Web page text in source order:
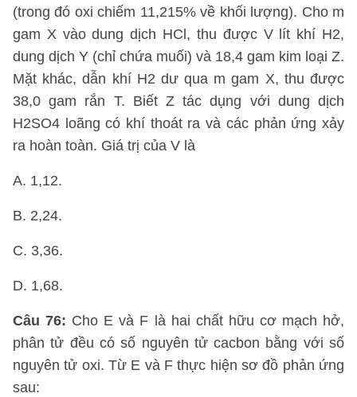
(trong đó oxi chiếm 11,215% về khối lượng). Cho m
gam X vào dung dịch HCl, thu được V lít khí H2,
dung dịch Y (chỉ chứa muối) và 18,4 gam kim loại Z.
Mặt khác, dẫn khí H2 dư qua m gam X, thu được
38,0 gam rắn T. Biết Z tác dụng với dung dịch
H2SO4 loãng có khí thoát ra và các phản ứng xảy
ra hoàn toàn. Giá trị của V là
A. 1,12.
B. 2,24.
C. 3,36.
D. 1,68.
Câu 76: Cho E và F là hai chất hữu cơ mạch hở,
phân tử đều có số nguyên tử cacbon bằng với số
nguyên tử oxi. Từ E và F thực hiện sơ đồ phản ứng
sau: